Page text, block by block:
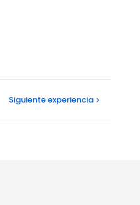
Siguienteexperiencia